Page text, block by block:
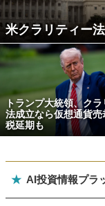
米クラリティー
トランプ大統領、ク
法成立なら仮想通貨売
税延期も
★ AI投資情報プラ